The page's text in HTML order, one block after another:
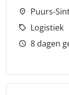
Puurs-
Logistiek
8 dagen